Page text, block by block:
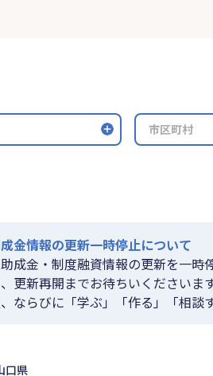
市区町村
金情報の更新一時停止について
成金・制度融資情報の更新を一時
更新再開までお待ちいくださいま
ならびに「学ぶ」「作る」「相談
口県